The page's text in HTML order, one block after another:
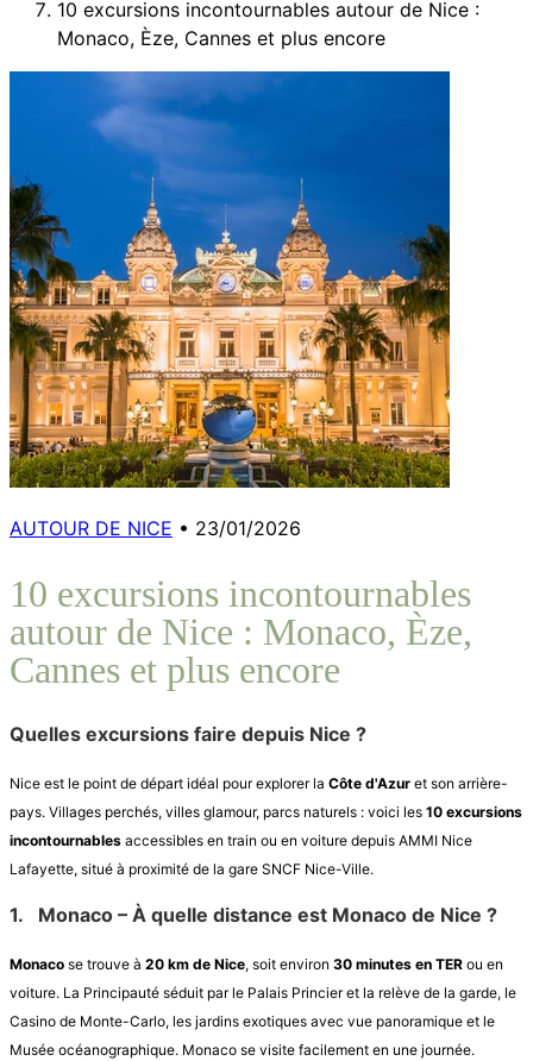
10 excursions incontournables autour de Nice :
Monaco, Èze, Cannes et plus encore
AUTOUR DE NICE • 23/01/2026
10 excursions incontournables
autour de Nice : Monaco, Èze,
Cannes et plus encore
Quelles excursions faire depuis Nice ?
Nice est le point de départ idéal pour explorer la Côte d'Azur et son arrière-
pays. Villages perchés, villes glamour, parcs naturels : voici les 10 excursions
incontournables accessibles en train ou en voiture depuis AMMI Nice
Lafayette, situé à proximité de la gare SNCF Nice-Ville.
1. Monaco – À quelle distance est Monaco de Nice ?
Monaco se trouve à 20 km de Nice, soit environ 30 minutes en TER ou en
voiture. La Principauté séduit par le Palais Princier et la relève de la garde, le
Casino de Monte-Carlo, les jardins exotiques avec vue panoramique et le
Musée océanographique. Monaco se visite facilement en une journée.